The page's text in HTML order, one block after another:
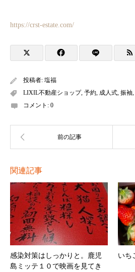
https://crst-estate.com/
投稿者: 塩福
LIXIL不動産ショップ, 予約, 成人式, 振袖,
コメント: 0
関連記事
感染対策はしっかりと。鹿児
島ミッテ１０で映画を見てき
いち